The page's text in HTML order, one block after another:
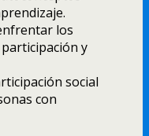
los
y
social
con